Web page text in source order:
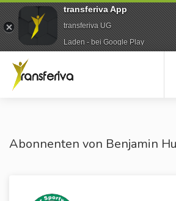
Abonnenten von Benjamin
transferiva App
transferiva UG
Laden - bei Google Play